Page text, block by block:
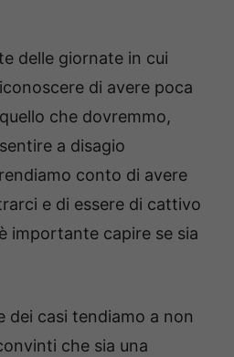
delle giornate in cui
di avere poca
che dovremmo,
a disagio
conto di avere
e di essere di cattivo
importante capire se sia
dei casi tendiamo a non
che sia una